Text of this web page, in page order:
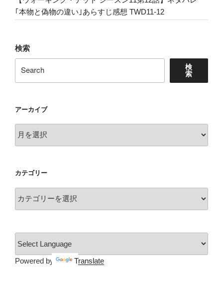
｢本物と偽物の違い｣あらすじ感想 TWD11-12
検索
検
索
アーカイブ
ー
ブ
カテゴリー
テ
ー
Powered by Translate